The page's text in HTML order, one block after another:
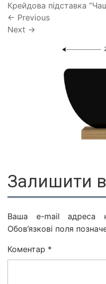
Крейдова підставка
← Previous
Next →
Залишити
Ваша e-mail адреса
Обов’язкові поля
Коментар *